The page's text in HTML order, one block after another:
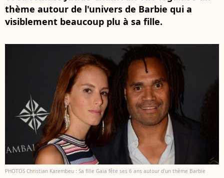
thème autour de l'univers de Barbie qui a
visiblement beaucoup plu à sa fille.
PHOTOS Christian Karembeu : Sa fille Gaïa fête ses 6 ans autour d'un thème Barbie